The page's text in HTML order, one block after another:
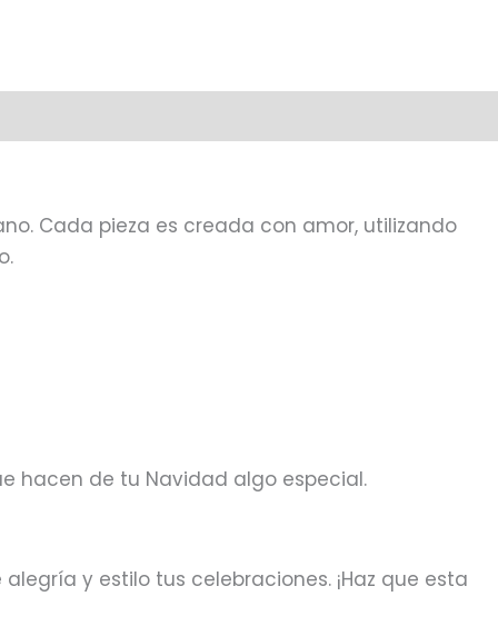
Cada pieza es creada con amor, utilizando
hacen de tu Navidad algo especial.
y estilo tus celebraciones. ¡Haz que esta